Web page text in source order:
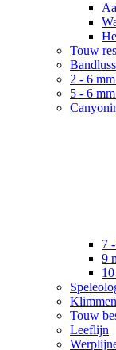
Touw
2 - 6
5 - 6
7
9
Touw
Leeflijn